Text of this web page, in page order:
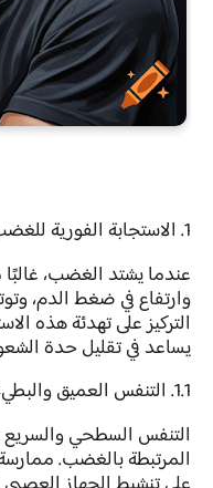
1. الاستجابة الفورية للغضب: تهدئة الجسد أولاً:
عندما يشتد الغضب،
وارتفاع في ضغط الدم،
التركيز على تهدئة هذه
يساعد في تقليل حدة
1.1. التنفس العميق والبطيء:
التنفس السطحي والسريع
المرتبطة بالغضب.